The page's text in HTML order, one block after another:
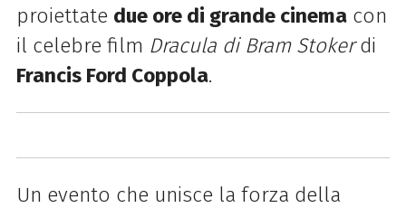
proiettate due ore di grande cinemacon
il celebre film Dracula di Bram Stokerdi
Francis Ford Coppola.
Un evento che unisce la forza della